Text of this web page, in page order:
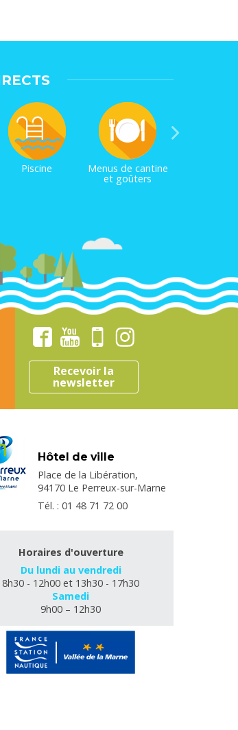
Piscine Menus de cantine
et goûters
Recevoir la
newsletter
Hôtel de ville
Place de la Libération,
94170 Le Perreux-sur-Marne
Tél. : 01 48 71 72 00
Horaires d'ouverture
Du lundi au vendredi
8h30 - 12h00 et 13h30 - 17h30
Samedi
9h00 – 12h30